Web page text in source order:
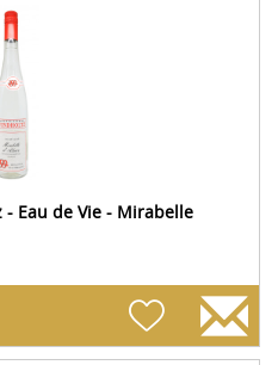
Eau de Vie - Mirabelle